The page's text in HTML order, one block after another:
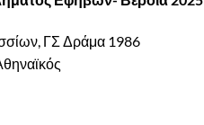
ΓΣ Δράμα 1986